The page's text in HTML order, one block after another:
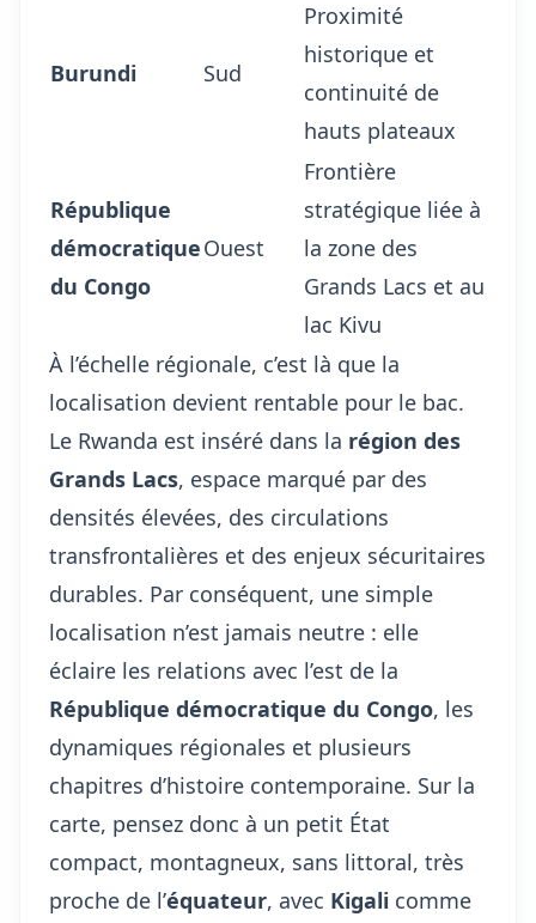
Burundi Sud
Proximité
historique et
continuité de
hauts plateaux
République
démocratique
du Congo
Ouest
Frontière
stratégique liée à
la zone des
Grands Lacs et au
lac Kivu
À l’échelle régionale, c’est là que la
localisation devient rentable pour le bac.
Le Rwanda est inséré dans la région des
Grands Lacs, espace marqué par des
densités élevées, des circulations
transfrontalières et des enjeux sécuritaires
durables. Par conséquent, une simple
localisation n’est jamais neutre : elle
éclaire les relations avec l’est de la
République démocratique du Congo, les
dynamiques régionales et plusieurs
chapitres d’histoire contemporaine. Sur la
carte, pensez donc à un petit État
compact, montagneux, sans littoral, très
proche de l’équateur, avec Kigali comme